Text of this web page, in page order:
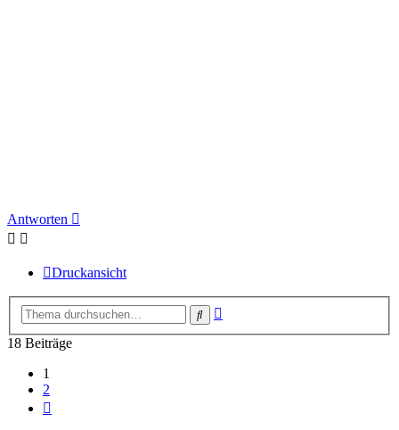
Antworten
Druckansicht
Suche
18 Beiträge
1
2